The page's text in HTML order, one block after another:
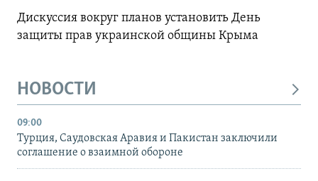
Дискуссия вокруг планов установить День
защиты прав украинской общины Крыма
НОВОСТИ
09:00
Турция, Саудовская Аравия и Пакистан заключили
соглашение о взаимной обороне